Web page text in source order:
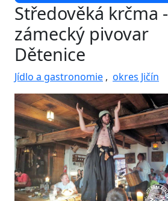
Středověká krčma -
zámecký pivovar
Dětenice
Jídlo a gastronomie , okres Jičín